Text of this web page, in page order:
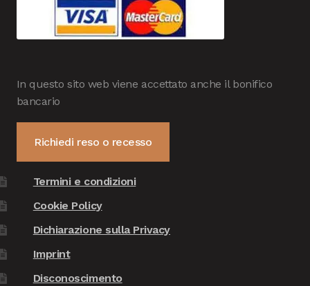
In questo sito web viene accettato anche il bonifico
bancario
Richiedi reso o recesso
Termini e condizioni
Cookie Policy
Dichiarazione sulla Privacy
Imprint
Disconoscimento